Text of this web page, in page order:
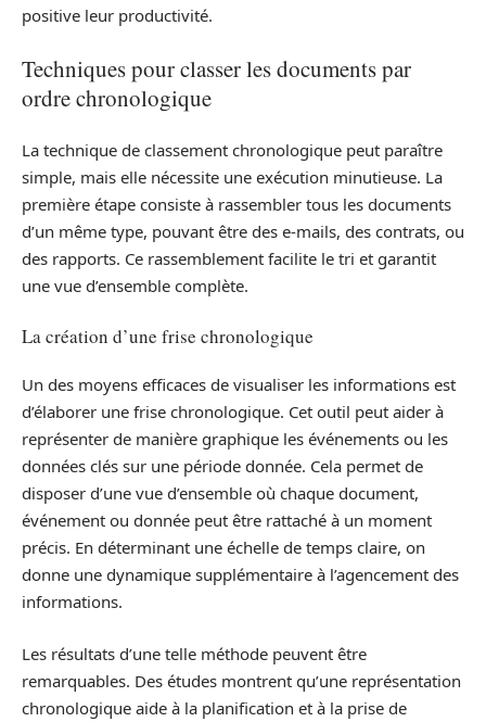
positive leur productivité.
Techniques pour classer les documents par
ordre chronologique
La technique de classement chronologique peut paraître
simple, mais elle nécessite une exécution minutieuse. La
première étape consiste à rassembler tous les documents
d’un même type, pouvant être des e-mails, des contrats, ou
des rapports. Ce rassemblement facilite le tri et garantit
une vue d’ensemble complète.
La création d’une frise chronologique
Un des moyens efficaces de visualiser les informations est
d’élaborer une frise chronologique. Cet outil peut aider à
représenter de manière graphique les événements ou les
données clés sur une période donnée. Cela permet de
disposer d’une vue d’ensemble où chaque document,
événement ou donnée peut être rattaché à un moment
précis. En déterminant une échelle de temps claire, on
donne une dynamique supplémentaire à l’agencement des
informations.
Les résultats d’une telle méthode peuvent être
remarquables. Des études montrent qu’une représentation
chronologique aide à la planification et à la prise de